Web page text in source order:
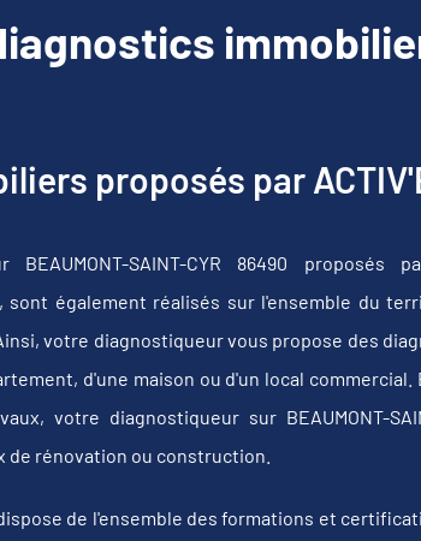
proposés par
SAINT-CYR 86490
sont également réalisés sur l'ensemble du
votre diagnostiqueur vous propose des
d'une maison ou d'un local
votre diagnostiqueur sur BEAUMONT-
de rénovation ou construction.
de l'ensemble des formations et